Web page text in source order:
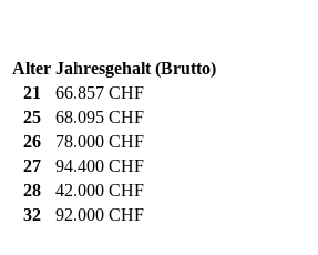
Alter Jahresgehalt (Brutto)
21
66.857 CHF
25
68.095 CHF
26
78.000 CHF
27
94.400 CHF
28
42.000 CHF
32
92.000 CHF